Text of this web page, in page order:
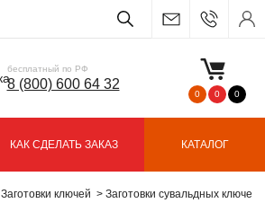
бесплатный по РФ
8 (800) 600 64 32
0 0 0
КАК СДЕЛАТЬ ЗАКАЗ КАТАЛОГ
Заготовки ключей Заготовки сувальдных ключей